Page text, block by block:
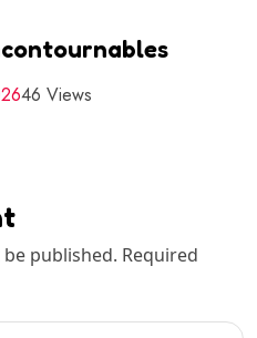
46 Views
published. Required